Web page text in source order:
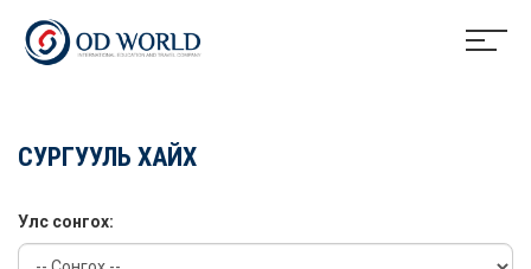
СУРГУУЛЬ ХАЙХ
Улс сонгох: